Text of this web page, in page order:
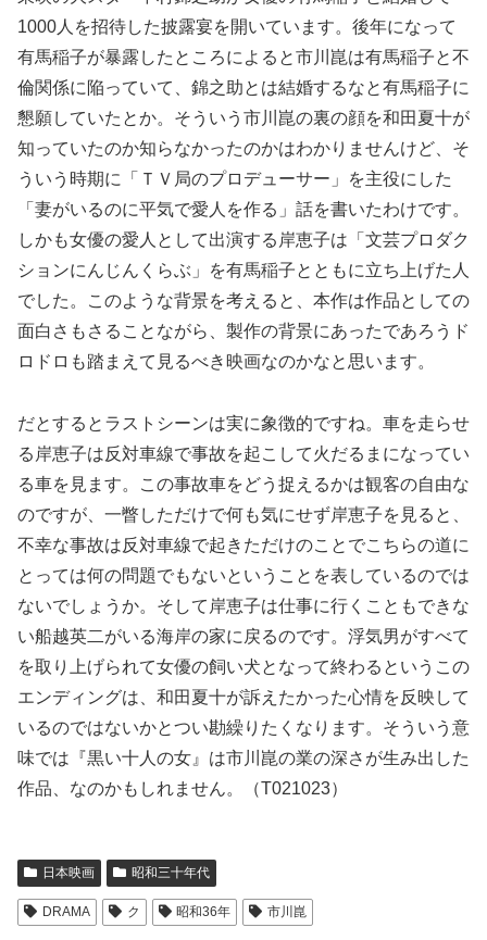
1000人を招待した披露宴を開いています。後年になって
有馬稲子が暴露したところによると市川崑は有馬稲子と不
倫関係に陥っていて、錦之助とは結婚するなと有馬稲子に
懇願していたとか。そういう市川崑の裏の顔を和田夏十が
知っていたのか知らなかったのかはわかりませんけど、そ
ういう時期に「ＴＶ局のプロデューサー」を主役にした
「妻がいるのに平気で愛人を作る」話を書いたわけです。
しかも女優の愛人として出演する岸恵子は「文芸プロダク
ションにんじんくらぶ」を有馬稲子とともに立ち上げた人
でした。このような背景を考えると、本作は作品としての
面白さもさることながら、製作の背景にあったであろうド
ロドロも踏まえて見るべき映画なのかなと思います。
だとするとラストシーンは実に象徴的ですね。車を走らせ
る岸恵子は反対車線で事故を起こして火だるまになってい
る車を見ます。この事故車をどう捉えるかは観客の自由な
のですが、一瞥しただけで何も気にせず岸恵子を見ると、
不幸な事故は反対車線で起きただけのことでこちらの道に
とっては何の問題でもないということを表しているのでは
ないでしょうか。そして岸恵子は仕事に行くこともできな
い船越英二がいる海岸の家に戻るのです。浮気男がすべて
を取り上げられて女優の飼い犬となって終わるというこの
エンディングは、和田夏十が訴えたかった心情を反映して
いるのではないかとつい勘繰りたくなります。そういう意
味では『黒い十人の女』は市川崑の業の深さが生み出した
作品、なのかもしれません。（T021023）
日本映画 昭和三十年代
DRAMA ク 昭和36年 市川崑